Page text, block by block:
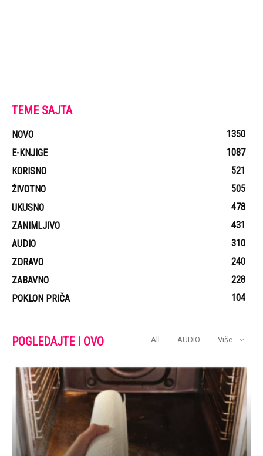
TEME SAJTA
NOVO
1350
E-KNJIGE
1087
KORISNO
521
ŽIVOTNO
505
UKUSNO
478
ZANIMLJIVO
431
AUDIO
310
ZDRAVO
240
ZABAVNO
228
POKLON PRIČA
104
POGLEDAJTE I OVO All AUDIO Više